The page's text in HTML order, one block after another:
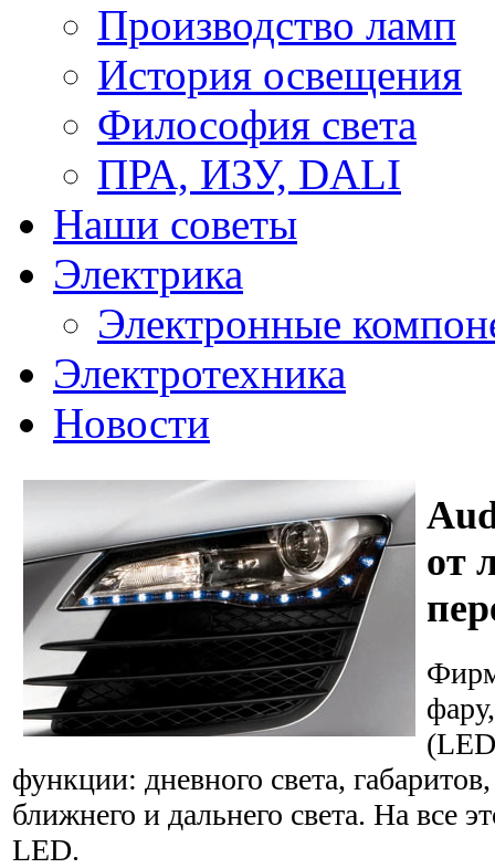
Производство ламп
История освещения
Философия света
ПРА, ИЗУ, DALI
Наши советы
Электрика
Электронные
Электротехника
Новости
от
функции: дневного света,
ближнего и дальнего света. На все
LED.